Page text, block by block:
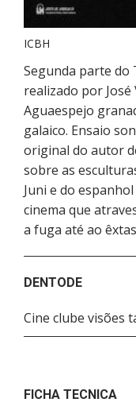
ICBH
Segunda parte do
realizado por
Aguaespejo
galaico. Ensaio
original do autor
sobre as
Juni e do
cinema que
a fuga até ao
DENTODE
Cine clube visões
FICHA TECNICA